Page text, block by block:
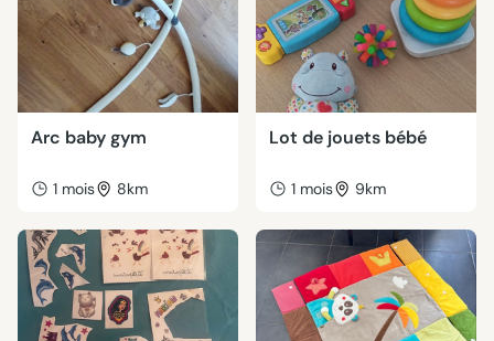
Arc baby gym
1 mois 8km
Lot de jouets bébé
1 mois 9km